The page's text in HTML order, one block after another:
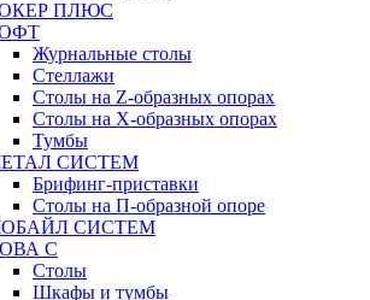
ПЛЮС
Журнальные столы
Стеллажи
Столы на Z-образных опорах
Столы на Х-образных опорах
Тумбы
СИСТЕМ
Брифинг-приставки
Столы на П-образной опоре
СИСТЕМ
С
Столы
Шкафы и тумбы